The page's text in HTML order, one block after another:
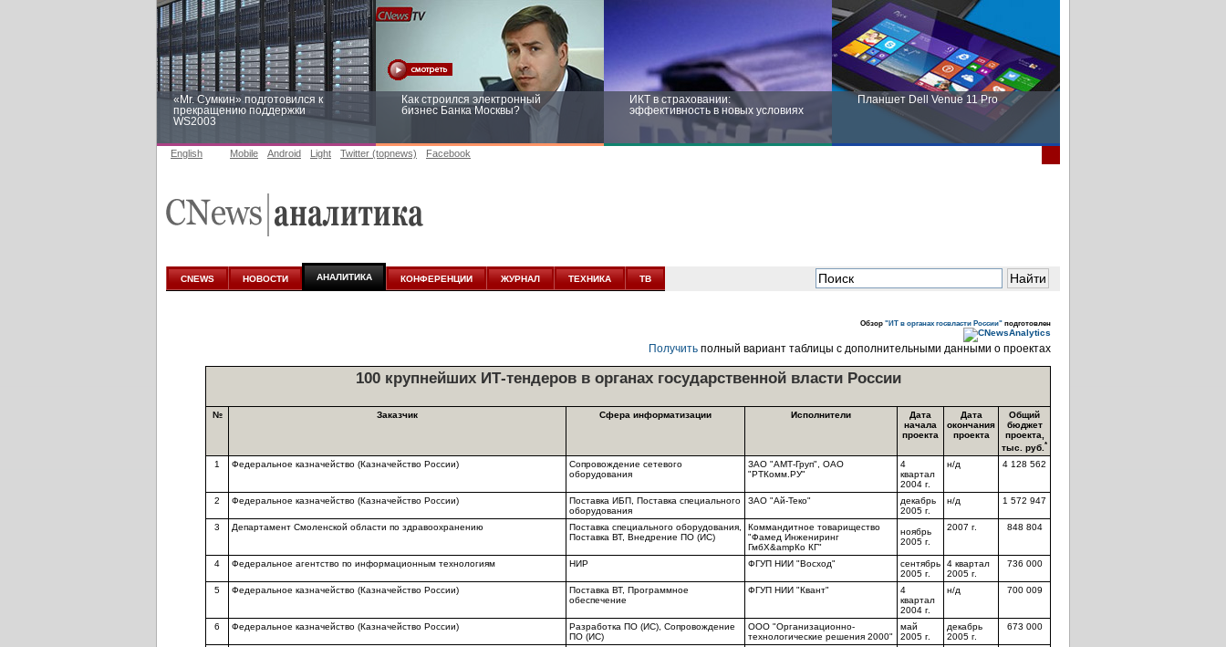
«Mr. Сумкин» подготовился к
прекращению поддержки
WS2003
Как строился электронный
бизнес Банка Москвы?
ИКТ в страховании:
эффективность в новых условиях
Планшет Dell Venue 11 Pro
аналитике
новых условиях
English Mobile Android Light Twitter (topnews) Facebook
CNEWS НОВОСТИ АНАЛИТИКА КОНФЕРЕНЦИИ ЖУРНАЛ ТЕХНИКА ТВ
Обзор "ИТ в органах госвласти России" подготовлен
Получить полный вариант таблицы с дополнительными данными о проектах
100 крупнейших ИТ-тендеров в органах государственной власти России
№ Заказчик Сфера информатизации Исполнители
Дата
начала
проекта
Дата
окончания
проекта
Общий
бюджет
проекта,
тыс. руб.*
1 Федеральное казначейство (Казначейство России)
Сопровождение сетевого
оборудования
ЗАО "АМТ-Груп", ОАО
"РТКомм.РУ"
4
квартал
2004 г.
н/д 4 128 562
2 Федеральное казначейство (Казначейство России)
Поставка ИБП, Поставка специального
оборудования
ЗАО "Ай-Теко"
декабрь
2005 г.
н/д 1 572 947
3 Департамент Смоленской области по здравоохранению
Поставка специального оборудования,
Поставка ВТ, Внедрение ПО (ИС)
Коммандитное товарищество
"Фамед Инжениринг
ГмбХ&ampКо КГ"
ноябрь
2005 г.
2007 г. 848 804
4 Федеральное агентство по информационным технологиям НИР ФГУП НИИ "Восход"
сентябрь
2005 г.
4 квартал
2005 г.
736 000
5 Федеральное казначейство (Казначейство России)
Поставка ВТ, Программное
обеспечение
ФГУП НИИ "Квант"
4
квартал
2004 г.
н/д 700 009
6 Федеральное казначейство (Казначейство России)
Разработка ПО (ИС), Сопровождение
ПО (ИС)
ООО "Организационно-
технологические решения 2000"
май
2005 г.
декабрь
2005 г.
673 000